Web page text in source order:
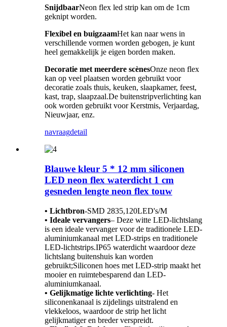
SnijdbaarNeon flex led strip kan om de 1cm
geknipt worden.
Flexibel en buigzaamHet kan naar wens in
verschillende vormen worden gebogen, je kunt
heel gemakkelijk je eigen borden maken.
Decoratie met meerdere scènesOnze neon flex
kan op veel plaatsen worden gebruikt voor
decoratie zoals thuis, keuken, slaapkamer, feest,
kast, trap, slaapzaal.De buitenstripverlichting kan
ook worden gebruikt voor Kerstmis, Verjaardag,
Nieuwjaar, enz.
navraagdetail
Blauwe kleur 5 * 12 mm siliconen
LED neon flex waterdicht 1 cm
gesneden lengte neon flex touw
• Lichtbron-SMD 2835,120LED's/M
• Ideale vervangers– Deze witte LED-lichtslang
is een ideale vervanger voor de traditionele LED-
aluminiumkanaal met LED-strips en traditionele
LED-lichtstrips.IP65 waterdicht waardoor deze
lichtslang buitenshuis kan worden
gebruikt;Siliconen hoes met LED-strip maakt het
mooier en ruimtebesparend dan LED-
aluminiumkanaal.
• Gelijkmatige lichte verlichting- Het
siliconenkanaal is zijdelings uitstralend en
vlekkeloos, waardoor de strip het licht
gelijkmatiger en breder verspreidt.